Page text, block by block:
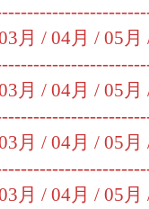
月 / 04月 / 05月
月 / 04月 / 05月
月 / 04月 / 05月
月 / 04月 / 05月